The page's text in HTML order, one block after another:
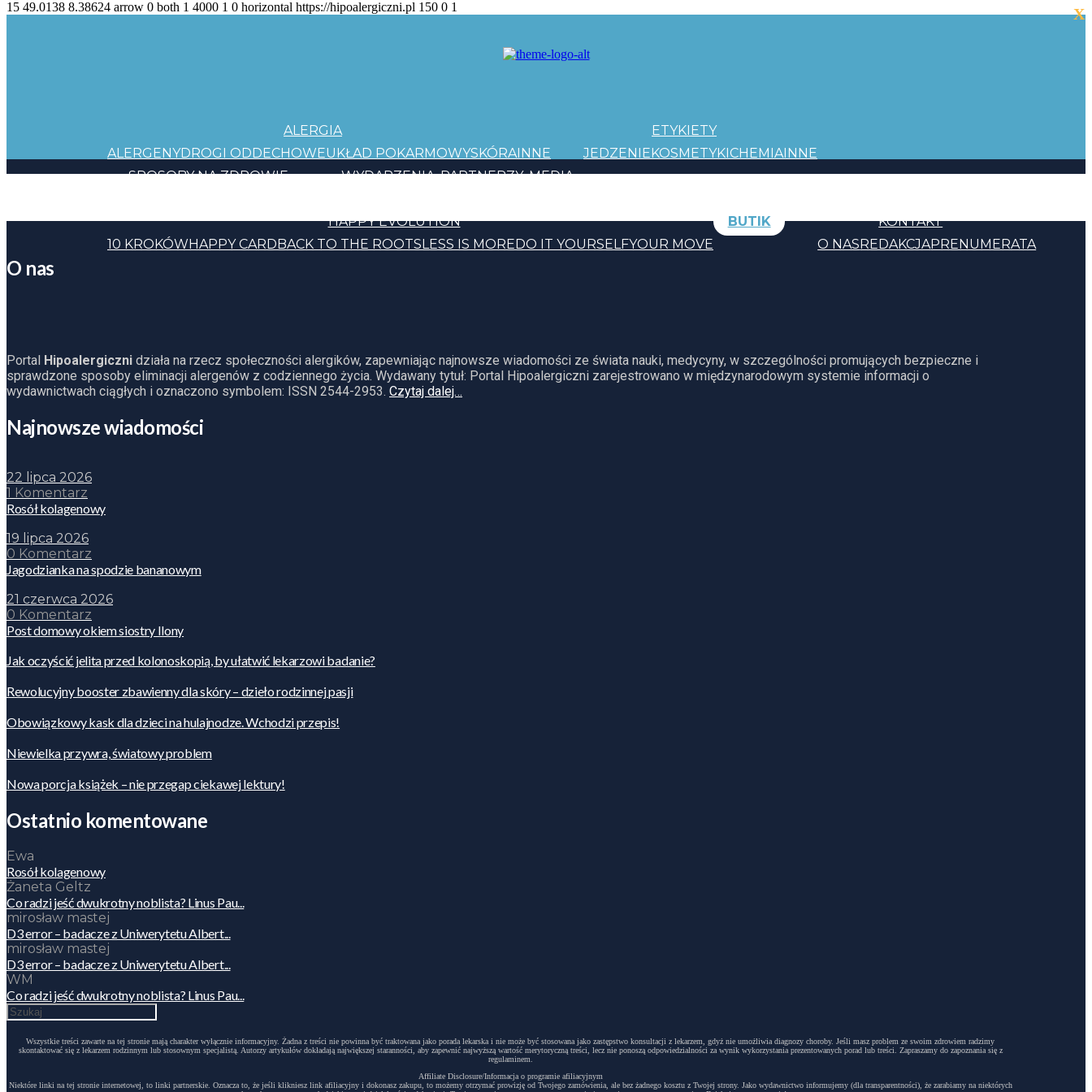
15 49.0138 8.38624 arrow 0 both 1 4000 1 0 horizontal https://hipoalergiczni.pl 150 0 1
ALERGIA
ALERGENYDROGI ODDECHOWEUKŁAD POKARMOWYSKÓRAINNE
ETYKIETY
JEDZENIEKOSMETYKICHEMIAINNE
SPOSOBY NA ZDROWIE
WYDARZENIA PARTNERZY MEDIA
HAPPY EVOLUTION
10 KROKÓWHAPPY CARDBACK TO THE ROOTSLESS IS MOREDO IT YOURSELFYOUR MOVE
BUTIK
KONTAKT
O NASREDAKCJAPRENUMERATA
O nas
Portal Hipoalergiczni działa na rzecz społeczności alergików, zapewniając najnowsze wiadomości ze świata nauki, medycyny, w szczególności promujących bezpieczne i
sprawdzone sposoby eliminacji alergenów z codziennego życia. Wydawany tytuł: Portal Hipoalergiczni zarejestrowano w międzynarodowym systemie informacji o
wydawnictwach ciągłych i oznaczono symbolem: ISSN 2544-2953. Czytaj dalej…
Najnowsze wiadomości
22 lipca 2026
1 Komentarz
Rosół kolagenowy
19 lipca 2026
0 Komentarz
Jagodzianka na spodzie bananowym
21 czerwca 2026
0 Komentarz
Post domowy okiem siostry Ilony
Jak oczyścić jelita przed kolonoskopią, by ułatwić lekarzowi badanie?
Rewolucyjny booster zbawienny dla skóry – dzieło rodzinnej pasji
Obowiązkowy kask dla dzieci na hulajnodze. Wchodzi przepis!
Niewielka przywra, światowy problem
Nowa porcja książek – nie przegap ciekawej lektury!
Ostatnio komentowane
Ewa
Rosół kolagenowy
Żaneta Geltz
Co radzi jeść dwukrotny noblista? Linus Pau...
mirosław mastej
D3 error – badacze z Uniwerytetu Albert...
mirosław mastej
D3 error – badacze z Uniwerytetu Albert...
WM
Co radzi jeść dwukrotny noblista? Linus Pau...
Wszystkie treści zawarte na tej stronie mają charakter wyłącznie informacyjny. Żadna z treści nie powinna być traktowana jako porada lekarska i nie może być stosowana jako zastępstwo konsultacji z lekarzem, gdyż nie umożliwia diagnozy choroby. Jeśli masz problem ze swoim zdrowiem radzimy
skontaktować się z lekarzem rodzinnym lub stosownym specjalistą. Autorzy artykułów dokładają największej staranności, aby zapewnić najwyższą wartość merytoryczną treści, lecz nie ponoszą odpowiedzialności za wynik wykorzystania prezentowanych porad lub treści. Zapraszamy do zapoznania się z
regulaminem.
Affiliate Disclosure/Informacja o programie afiliacyjnym
Niektóre linki na tej stronie internetowej, to linki partnerskie. Oznacza to, że jeśli klikniesz link afiliacyjny i dokonasz zakupu, to możemy otrzymać prowizję od Twojego zamówienia, ale bez żadnego kosztu z Twojej strony. Jako wydawnictwo informujemy (dla transparentności), że zarabiamy na niektórych
X